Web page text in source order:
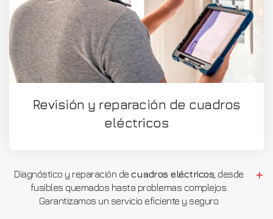
Revisión y reparación de cuadros
eléctricos
Diagnóstico y reparación decuadros eléctricos , desde
fusibles quemados hasta problemas complejos.
Garantizamos un servicio eficiente y seguro.